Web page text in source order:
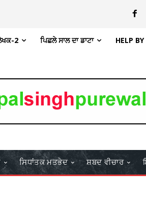
2 ਪਿਛਲੇ ਸਾਲ ਦਾ ਡਾਟਾ HELP
ਸਿਧਾਂਤਕ ਮਤਭੇਦ ਸ਼ਬਦ ਵੀਚਾਰ